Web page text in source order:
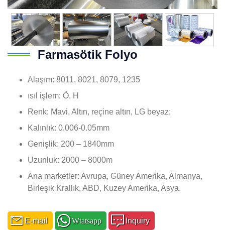
Farmasötik Folyo
Alaşım: 8011, 8021, 8079, 1235
ısıl işlem: Ö, H
Renk: Mavi, Altın, reçine altın, LG beyaz;
Kalınlık: 0.006-0.05mm
Genişlik: 200 – 1840mm
Uzunluk: 2000 – 8000m
Ana marketler: Avrupa, Güney Amerika, Almanya,
Birleşik Krallık, ABD, Kuzey Amerika, Asya.
E-mail Wtatsapp Inquiry